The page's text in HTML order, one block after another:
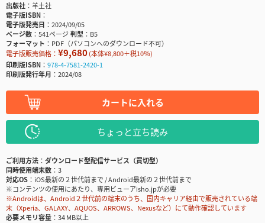
出版社
羊土社
電子版ISBN
電子版発売日
2024/09/05
ページ数
541ページ判型
B5
フォーマット
PDF（パソコンへのダウンロード不可）
電子版販売価格： ¥9,680(本体¥8,800＋税10％)
印刷版ISBN
978-4-7581-2420-1
印刷版発行年月
2024/08
カートに入れる
ちょっと立ち読み
ご利用方法
ダウンロード型配信サービス（買切型）
同時使用端末数
3
対応OS
iOS最新の２世代前まで / Android最新の２世代前まで
※コンテンツの使用にあたり、専用ビューアisho.jpが必要
※Androidは、Android２世代前の端末のうち、国内キャリア経由で販売されている端
末（Xperia、GALAXY、AQUOS、ARROWS、Nexusなど）にて動作確認しています
必要メモリ容量
34 MB以上